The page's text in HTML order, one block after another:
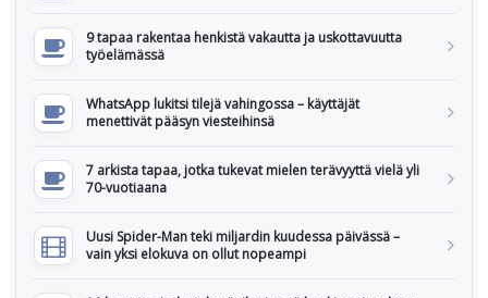
9 tapaa rakentaa henkistä vakautta ja uskottavuutta
työelämässä
WhatsApp lukitsi tilejä vahingossa – käyttäjät
menettivät pääsyn viesteihinsä
7 arkista tapaa, jotka tukevat mielen terävyyttä vielä yli
70-vuotiaana
Uusi Spider-Man teki miljardin kuudessa päivässä –
vain yksi elokuva on ollut nopeampi